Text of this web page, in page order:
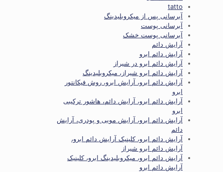
tatto
آبرسانی پس از میکروبلیدینگ
آبرسانی پوست
آبرسانی پوست خشک
آرایش دائم
آرایش دائم ابرو
آرایش دائم ابرو در شیراز
آرایش دائم ابرو شیراز، میکروبلیدینگ
آرایش دائم ابرو، آرایش ابرو، روش فیکانتور
ابرو
آرایش دائم ابرو، آرایش دائم، هاشور ترکیبی
ابرو
آرایش دائم ابرو، آرایش مویی و پودری، آرایش
دائم
آرایش دائم ابرو، کلینیک آرایش دائم ابرو،
آرایش دائم ابرو شیراز
آرایش دائم ابرو، میکروبلیدینگ ابرو، کلینیک
آرایش دائم ابرو